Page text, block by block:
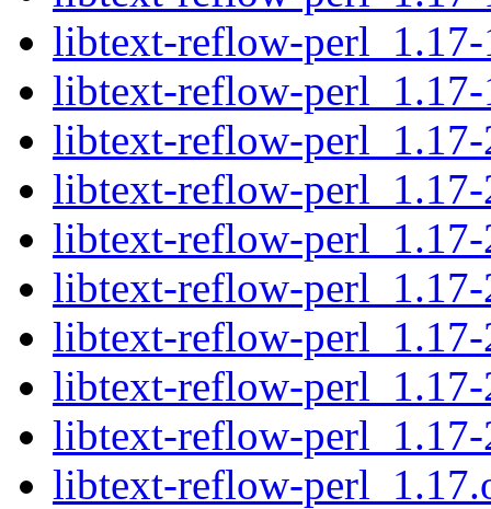
libtext-reflow-
libtext-reflow-
libtext-reflow-
libtext-reflow-
libtext-reflow-
libtext-reflow-
libtext-reflow-
libtext-reflow-
libtext-reflow-
libtext-reflow-